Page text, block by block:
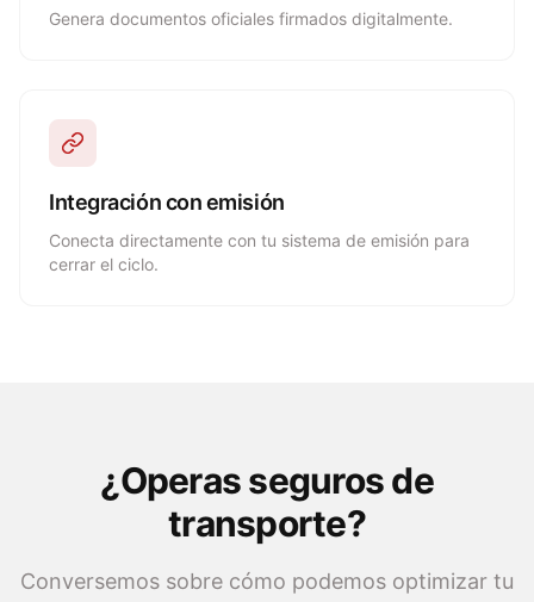
Genera documentos oficiales firmados digitalmente.
Integración con emisión
Conecta directamente con tu sistema de emisión para
cerrar el ciclo.
¿Operas seguros de
transporte?
Conversemos sobre cómo podemos optimizar tu